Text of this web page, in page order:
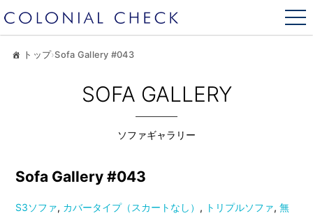
トップ›Sofa Gallery #043
SOFA GALLERY
ソファギャラリー
Sofa Gallery #043
S3ソファ, カバータイプ（スカートなし） , トリプルソファ,無